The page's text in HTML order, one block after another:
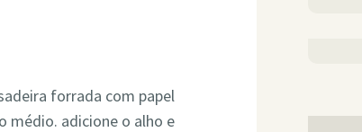
forrada com papel
médio. adicione o alho e